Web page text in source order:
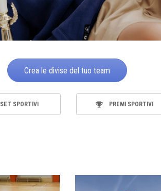
Crea le divise del tuo team
SET SPORTIVI PREMI SPORTIVI